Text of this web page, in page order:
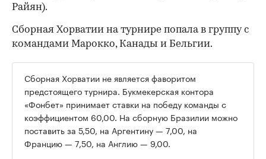
Райян).
Сборная Хорватии на турнире попала в группу с
командами Марокко, Канады и Бельгии.
Сборная Хорватии не является фаворитом
предстоящего турнира. Букмекерская контора
«Фонбет» принимает ставки на победу команды с
коэффициентом 60,00. На сборную Бразилии можно
поставить за 5,50, на Аргентину — 7,00, на
Францию — 7,50, на Англию — 9,00.